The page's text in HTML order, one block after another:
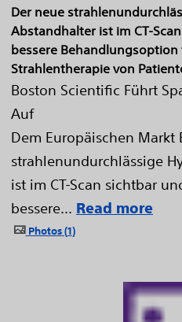
Der neue
Abstandhalter ist im CT-
bessere
Strahlentherapie von
Boston Scientific Führt
Auf
Dem Europäischen Markt
strahlenundurchlässige
ist im CT-Scan sichtbar
bessere... Read more
Photos 1